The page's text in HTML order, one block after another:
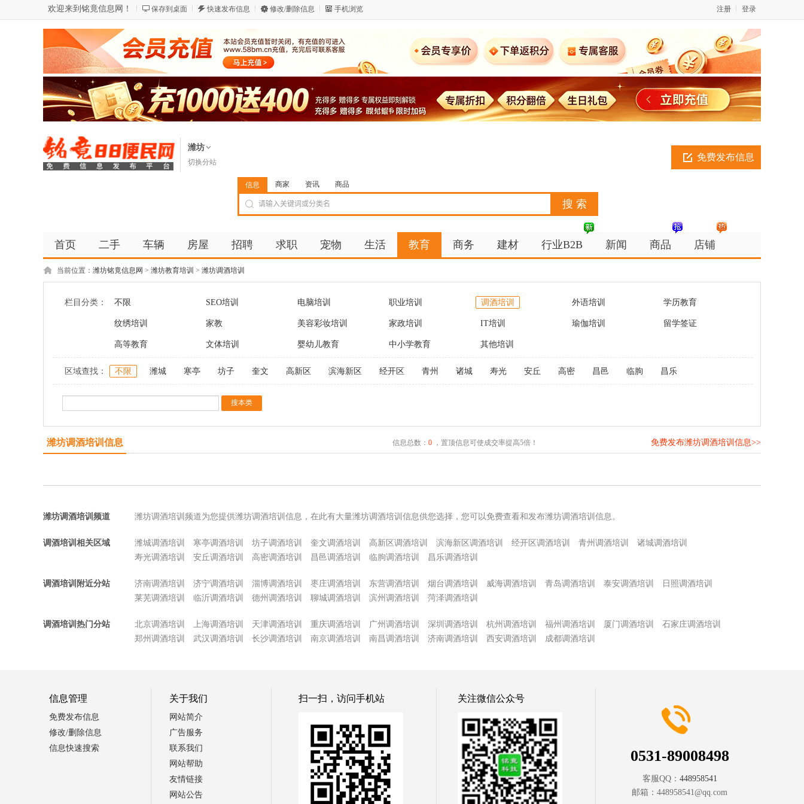
欢迎来到铭竟信息网！ 保存到桌面 快速发布信息 修改/删除信息 手机浏览 登录
注册
潍坊
切换分站 免费发布信息
信息 商家 资讯 商品
首页 二手 车辆 房屋 招聘 求职 宠物 生活 教育 商务 建材 行业B2B 新闻 商品 店铺
当前位置： 潍坊铭竟信息网 > 潍坊教育培训 > 潍坊调酒培训
栏目分类： 不限 SEO培训 电脑培训 职业培训 调酒培训 外语培训 学历教育
纹绣培训 家教 美容彩妆培训 家政培训 IT培训 瑜伽培训 留学签证
高等教育 文体培训 婴幼儿教育 中小学教育 其他培训
区域查找： 不限 潍城 寒亭 坊子 奎文 高新区 滨海新区 经开区 青州 诸城 寿光 安丘 高密 昌邑 临朐 昌乐
潍坊调酒培训信息 信息总数： 0，置顶信息可使成交率提高5倍！ 免费发布潍坊调酒培训信息>>
潍坊调酒培训频道 潍坊调酒培训频道为您提供潍坊调酒培训信息，在此有大量潍坊调酒培训信息供您选择，您可以免费查看和发布潍坊调酒培训信息。
调酒培训相关区域 潍城调酒培训 寒亭调酒培训 坊子调酒培训 奎文调酒培训 高新区调酒培训 滨海新区调酒培训 经开区调酒培训 青州调酒培训
诸城调酒培训
寿光调酒培训
安丘调酒培训 高密调酒培训 昌邑调酒培训 临朐调酒培训 昌乐调酒培训
调酒培训附近分站 济南调酒培训 济宁调酒培训 淄博调酒培训 枣庄调酒培训 东营调酒培训 烟台调酒培训 威海调酒培训 青岛调酒培训 泰安调酒培训
日照调酒培训
莱芜调酒培训
临沂调酒培训 德州调酒培训 聊城调酒培训 滨州调酒培训 菏泽调酒培训
调酒培训热门分站 北京调酒培训 上海调酒培训 天津调酒培训 重庆调酒培训 广州调酒培训 深圳调酒培训 杭州调酒培训 福州调酒培训 厦门调酒培训
石家庄调酒培训
郑州调酒培训
武汉调酒培训 长沙调酒培训 南京调酒培训 南昌调酒培训 济南调酒培训 西安调酒培训 成都调酒培训
信息管理
免费发布信息
修改/删除信息
信息快速搜索
关于我们
网站简介
广告服务
联系我们
网站帮助
友情链接
网站公告
扫一扫，访问手机站 关注微信公众号
0531-89008498
客服QQ： 448958541
邮箱： 448958541@qq.com